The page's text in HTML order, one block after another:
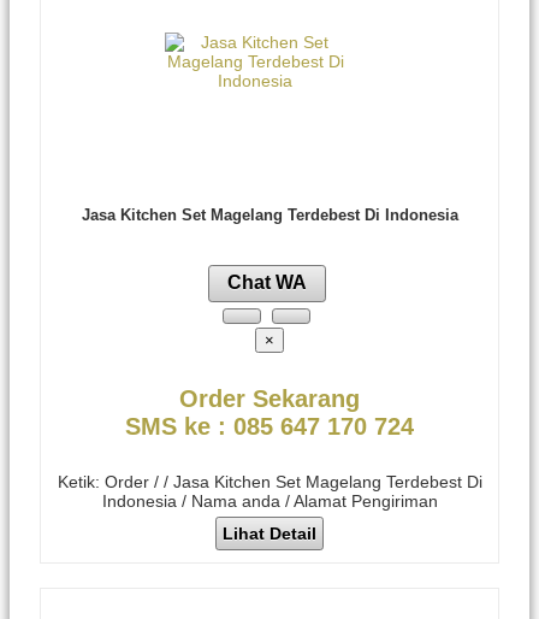
Jasa Kitchen Set Magelang Terdebest Di Indonesia
Chat WA
×
Order Sekarang
SMS ke : 085 647 170 724
Ketik: Order / / Jasa Kitchen Set Magelang Terdebest Di
Indonesia / Nama anda / Alamat Pengiriman
Lihat Detail